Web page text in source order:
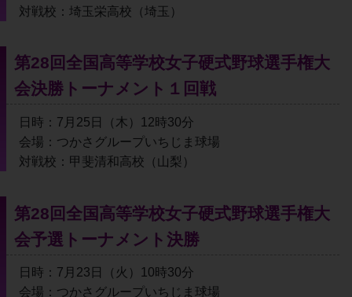
対戦校：埼玉栄高校（埼玉）
第28回全国高等学校女子硬式野球選手権大
会決勝トーナメント１回戦
日時：7月25日（木）12時30分
会場：つかさグループいちじま球場
対戦校：甲斐清和高校（山梨）
第28回全国高等学校女子硬式野球選手権大
会予選トーナメント決勝
日時：7月23日（火）10時30分
会場：つかさグループいちじま球場